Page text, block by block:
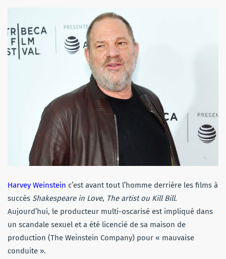
Harvey Weinstein c’est avant tout l’homme derrière les films à
succès Shakespeare in Love, The artist ou Kill Bill.
Aujourd’hui, le producteur multi-oscarisé est impliqué dans
un scandale sexuel et a été licencié de sa maison de
production (The Weinstein Company) pour « mauvaise
conduite ».